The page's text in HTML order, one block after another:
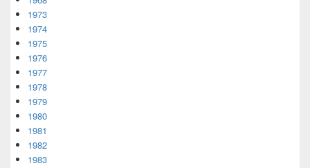
1973
1974
1975
1976
1977
1978
1979
1980
1981
1982
1983